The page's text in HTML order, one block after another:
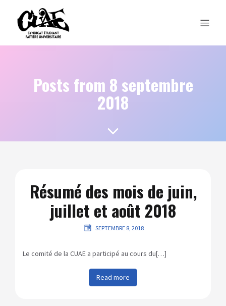
Posts from 8 septembre
2018
Résumé des mois de juin,
juillet et août 2018
SEPTEMBRE 8, 2018
Le comité de la CUAE a participé au cours du[…]
Read more